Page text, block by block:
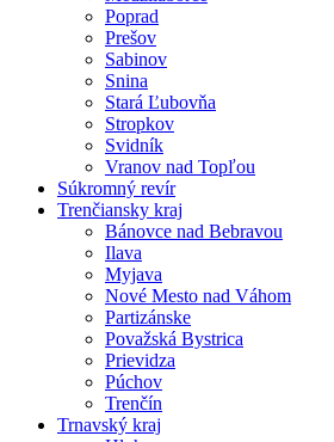
Poprad
Prešov
Sabinov
Snina
Stará Ľubovňa
Stropkov
Svidník
Vranov nad Topľou
Súkromný revír
Trenčiansky kraj
Bánovce nad Bebravou
Ilava
Myjava
Nové Mesto nad Váhom
Partizánske
Považská Bystrica
Prievidza
Púchov
Trenčín
Trnavský kraj